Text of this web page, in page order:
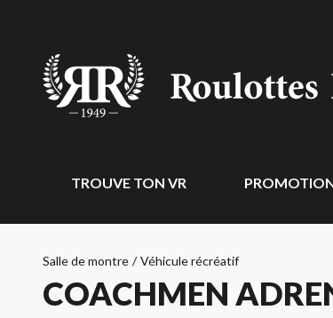
TROUVE TON VR
Salle de montre / Véhicule récréatif
COACHMEN